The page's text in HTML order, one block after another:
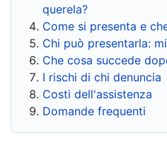
querela?
Come si presenta e
Chi può presentarla:
Che cosa succede
I rischi di chi denuncia
Costi dell'assistenza
Domande frequenti